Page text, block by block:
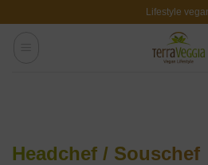
Lifestyle
Headchef / Souschef